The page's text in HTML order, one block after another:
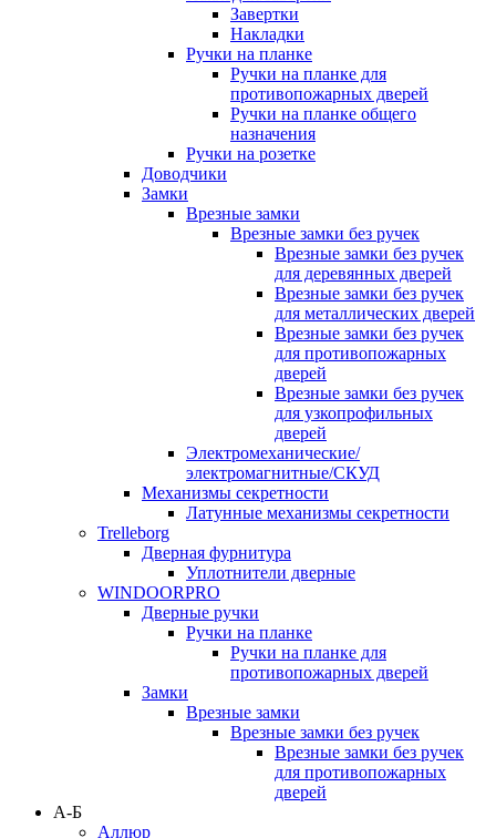
Завертки
Накладки
Ручки на планке
Ручки на планке для
противопожарных дверей
Ручки на планке общего
назначения
Ручки на розетке
Доводчики
Замки
Врезные замки
Врезные замки без ручек
Врезные замки без ручек
для деревянных дверей
Врезные замки без ручек
для металлических дверей
Врезные замки без ручек
для противопожарных
дверей
Врезные замки без ручек
для узкопрофильных
дверей
Электромеханические/
электромагнитные/СКУД
Механизмы секретности
Латунные механизмы секретности
Trelleborg
Дверная фурнитура
Уплотнители дверные
WINDOORPRO
Дверные ручки
Ручки на планке
Ручки на планке для
противопожарных дверей
Замки
Врезные замки
Врезные замки без ручек
Врезные замки без ручек
для противопожарных
дверей
А-Б
Аллюр